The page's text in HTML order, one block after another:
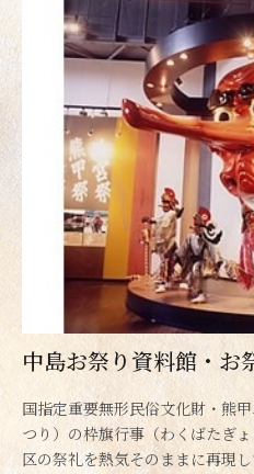
中島お祭り資料館・
国指定重要無形民俗文化財・熊
つり）の枠旗行事（わくばたぎ
区の祭礼を熱気そのままに再現